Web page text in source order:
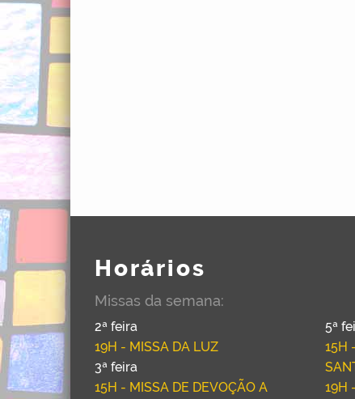
Horários
Missas da semana:
2ª feira
19H - MISSA DA LUZ
3ª feira
15H - MISSA DE DEVOÇÃO A
5ª
15H
19H